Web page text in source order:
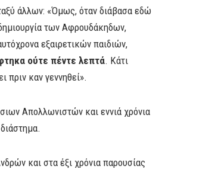
άλλων: «Όμως, όταν διάβασα εδώ
των Αφρουδάκηδων,
εξαιρετικών παιδιών,
ούτε πέντε λεπτά. Κάτι
πριν καν γεννηθεί».
Απολλωνιστών και εννιά χρόνια
και στα έξι χρόνια παρουσίας